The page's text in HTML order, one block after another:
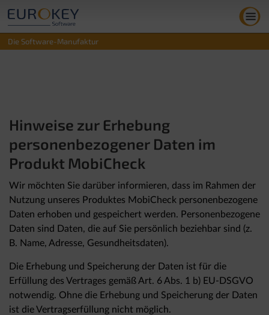
Inhalt
springen
Die Software-Manufaktur
Hinweise zur Erhebung
personenbezogener Daten im
Produkt MobiCheck
Wir möchten Sie darüber informieren, dass im Rahmen der
Nutzung unseres Produktes MobiCheck personenbezogene
Daten erhoben und gespeichert werden. Personenbezogene
Daten sind Daten, die auf Sie persönlich beziehbar sind (z.
B. Name, Adresse, Gesundheitsdaten).
Die Erhebung und Speicherung der Daten ist für die
Erfüllung des Vertrages gemäß Art. 6 Abs. 1 b) EU-DSGVO
notwendig. Ohne die Erhebung und Speicherung der Daten
ist die Vertragserfüllung nicht möglich.